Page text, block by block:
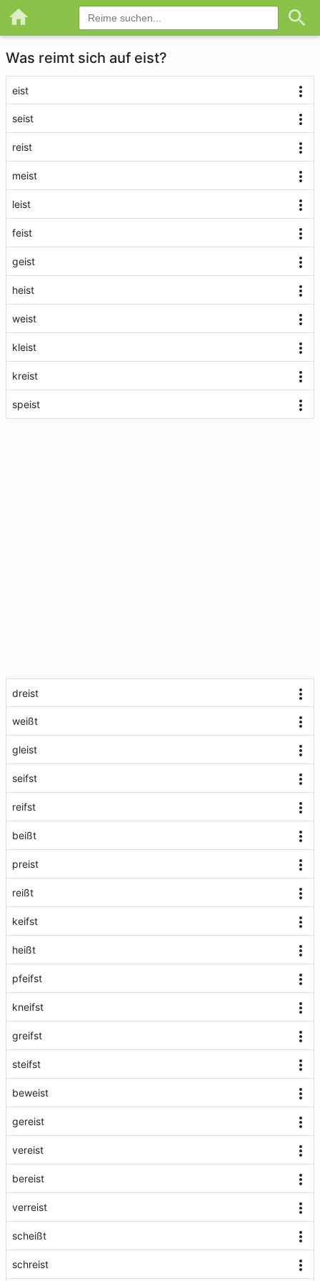
Was reimt sich auf eist?
eist
seist
reist
meist
leist
feist
geist
heist
weist
kleist
kreist
speist
dreist
weißt
gleist
seifst
reifst
beißt
preist
reißt
keifst
heißt
pfeifst
kneifst
greifst
steifst
beweist
gereist
vereist
bereist
verreist
scheißt
schreist